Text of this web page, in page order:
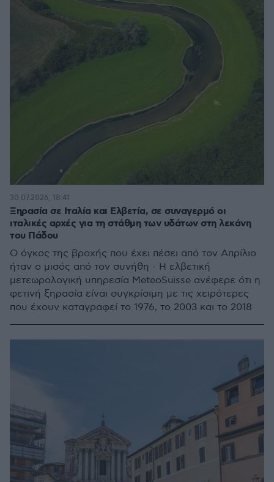
Ξηρασία σε Ιταλία και Ελβετία, σε συναγερμό οι
ιταλικές αρχές για τη στάθμη των υδάτων στη λεκάνη
του Πάδου
Ο όγκος της βροχής που έχει πέσει από τον Απρίλιο
ήταν ο μισός από τον συνήθη - Η ελβετική
μετεωρολογική υπηρεσία MeteoSuisse ανέφερε ότι η
φετινή ξηρασία είναι συγκρίσιμη με τις χειρότερες
που έχουν καταγραφεί το 1976, το 2003 και το 2018
30.07.2026, 18:41